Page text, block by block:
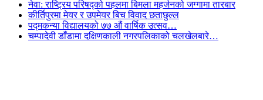
नेवा: राष्ट्रिय परिषद्को पहलमा बिमला महर्जनको जग्गामा तारबार
कीर्तिपुरमा मेयर र उपमेयर बिच विवाद छताछुल्ल
पद्मकन्या विद्यालयको ७७ औं ‌‌वार्षिक ‌उत्सव…
चम्पादेवी डाँडामा दक्षिणकाली नगरपलिकाको चलखेलबारे…